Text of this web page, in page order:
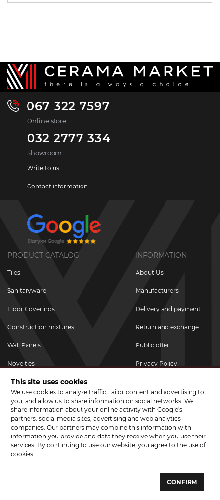
067 322 7597
Online store
032 2777 334
Showroom
Write to us
Contact information
PRODUCT CATALOG
Tiles
Sanitaryware
Floor Coverings
Construction mixtures
Wall Panels
Novelties
Promotional goods
Promotions & Discounts
INFORMATION
About Us
Manufacturers
Delivery and payment
Return and exchange
Public offer
Privacy Policy
JOIN US ON SOCIAL NETWORKS
Website development and development of sites - web studio "Brand-A"
This site uses cookies
We use cookies to analyze traffic, tailor content and advertising to
you, and allow us to share information on social networks. We
share information about your online activity with Google's
partners: social media sites, advertising and web analytics
companies. Our partners may combine this information with
information you provide and data they receive when you use their
services. By continuing to use our website, you agree to the use of
cookies.
CONFIRM